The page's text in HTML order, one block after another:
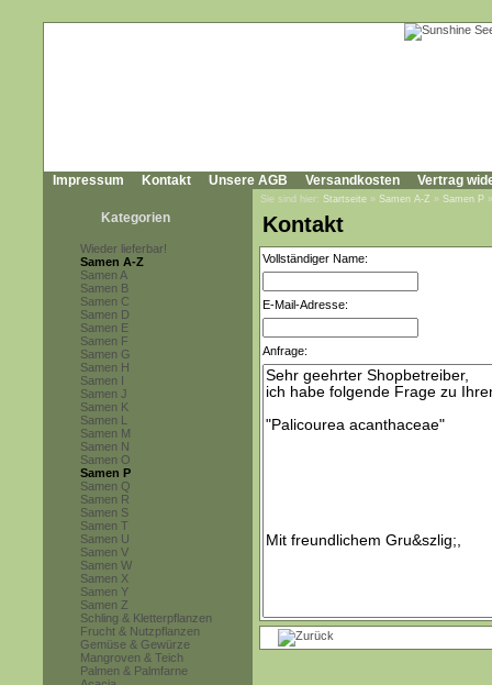
Impressum Kontakt Unsere AGB Versandkosten Vertrag
Kategorien
Wieder lieferbar!
Samen A-Z
Samen A
Samen B
Samen C
Samen D
Samen E
Samen F
Samen G
Samen H
Samen I
Samen J
Samen K
Samen L
Samen M
Samen N
Samen O
Samen P
Samen Q
Samen R
Samen S
Samen T
Samen U
Samen V
Samen W
Samen X
Samen Y
Samen Z
Schling & Kletterpflanzen
Frucht & Nutzpflanzen
Gemüse & Gewürze
Mangroven & Teich
Palmen & Palmfarne
Sie sind hier: Startseite » Samen A-Z » Samen P
Kontakt
Vollständiger Name:
E-Mail-Adresse:
Anfrage: